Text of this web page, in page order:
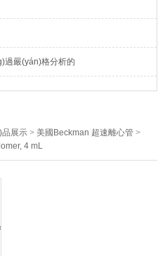
過嚴(yán)格分析的
品展示 >美國Beckman 超速離心管 >
4 mL